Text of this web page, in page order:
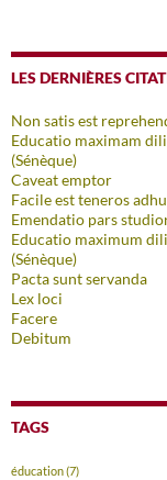
LES DERNIÈRES
Non satis est
Educatio maximam
(Sénèque)
Caveat emptor
Facile est teneros
Emendatio pars
Educatio maximum
(Sénèque)
Pacta sunt servanda
Lex loci
Facere
Debitum
TAGS
éducation(7)